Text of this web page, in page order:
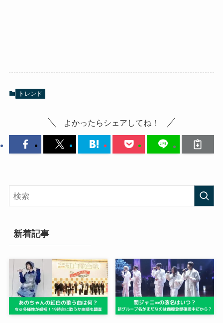
トレンド
よかったらシェアしてね！
新着記事